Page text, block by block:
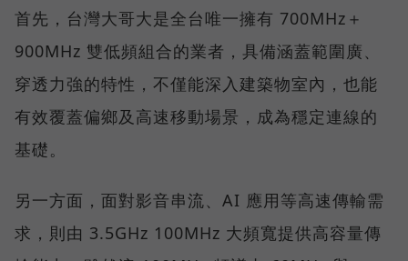
首先，台灣大哥大是全台唯一擁有 700MHz＋
900MHz 雙低頻組合的業者，具備涵蓋範圍廣、
穿透力強的特性，不僅能深入建築物室內，也能
有效覆蓋偏鄉及高速移動場景，成為穩定連線的
基礎。
另一方面，面對影音串流、AI 應用等高速傳輸需
求，則由 3.5GHz 100MHz 大頻寬提供高容量傳